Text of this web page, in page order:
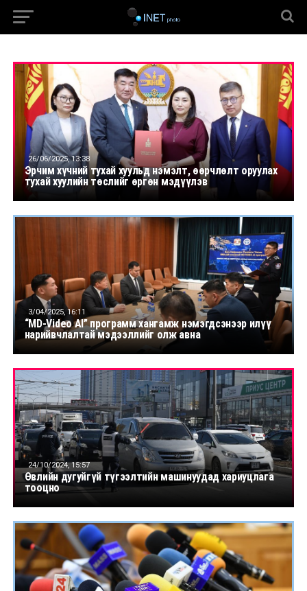
26/06/2025, 13:38
Эрчим хүчний тухай хуульд нэмэлт, өөрчлөлт оруулах
тухай хуулийн төслийг өргөн мэдүүлэв
3/04/2025, 16:11
“MD-Video AI” программ хангамж нэмэгдсэнээр илүү
нарийвчлалтай мэдээллийг олж авна
24/10/2024, 15:57
Өвлийн дугуйгүй түгээлтийн машинуудад хариуцлага
тооцно